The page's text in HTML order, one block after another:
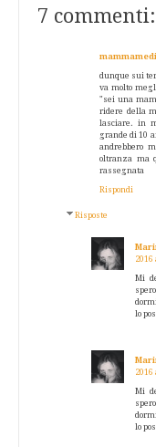
7 commenti:
dunque sui
va molto
"sei una
ridere della
lasciare. in
grande di 10
andrebbero
oltranza ma
rassegnata
Rispondi
Risposte
2016
Mi
lo
2016
Mi
lo